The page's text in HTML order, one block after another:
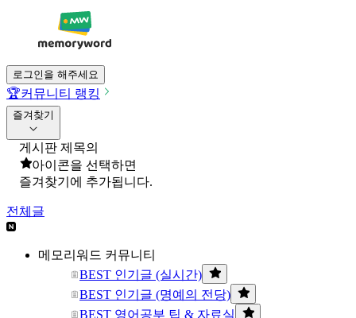
로그인을 해주세요
🏆커뮤니티 랭킹
즐겨찾기
게시판 제목의
아이콘을 선택하면
즐겨찾기에 추가됩니다.
전체글
메모리워드 커뮤니티
BEST 인기글 (실시간)
BEST 인기글 (명예의 전당)
BEST 영어공부 팁 & 자료실